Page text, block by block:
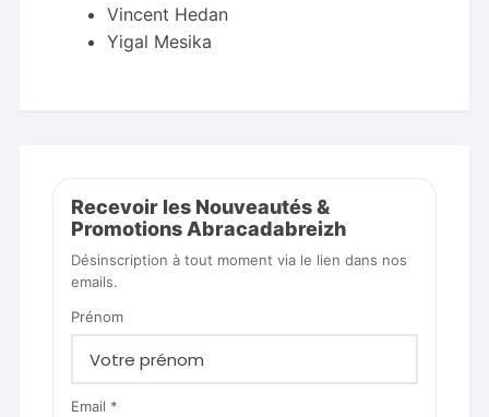
Vincent Hedan
Yigal Mesika
Recevoir les Nouveautés &
Promotions Abracadabreizh
Désinscription à tout moment via le lien dans nos
emails.
Prénom
Email *